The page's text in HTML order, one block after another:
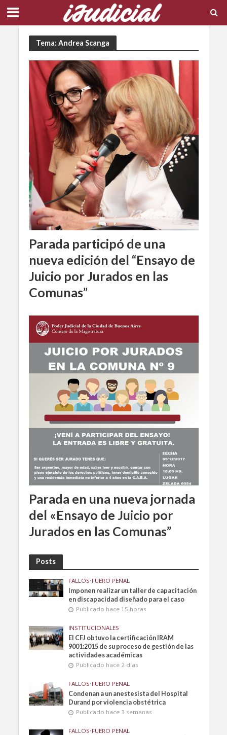
Tema: Andrea Scanga
Parada participó de una
nueva edición del “Ensayo de
Juicio por Jurados en las
Comunas”
Parada en una nueva jornada
del «Ensayo de Juicio por
Jurados en las Comunas”
Posts
FALLOS•FUERO PENAL
Imponen realizar un taller de capacitación
en discapacidad diseñado para el caso
Publicado hace 15 horas
INSTITUCIONALES
El CFJ obtuvo la certificación IRAM
9001:2015 de su proceso de gestión de las
actividades académicas
Publicado hace 2 días
FALLOS•FUERO PENAL
Condenan a un anestesista del Hospital
Durand por violencia obstétrica
Publicado hace 3 semanas
FALLOS•FUERO PENAL